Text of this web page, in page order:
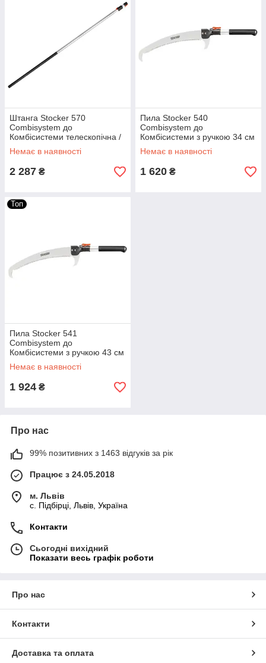
Штанга Stocker 570
Combisystem до
Комбісистеми телескопічна /
220 - 410 см
Немає в наявності
2 287 ₴
Пила Stocker 540
Combisystem до
Комбісистеми з ручкою 34 см
- Штокер
Немає в наявності
1 620 ₴
Топ
Пила Stocker 541
Combisystem до
Комбісистеми з ручкою 43 см
- Штокер
Немає в наявності
1 924 ₴
Про нас
99% позитивних з 1463 відгуків за рік
Працює з 24.05.2018
м. Львів
c. Підбірці, Львів, Україна
Контакти
Сьогодні вихідний
Показати весь графік роботи
Про нас
Контакти
Доставка та оплата